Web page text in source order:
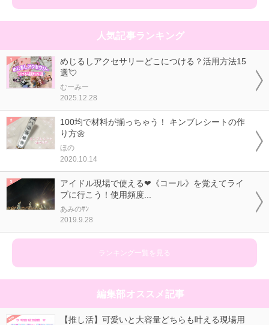
人気記事ランキング
めじるしアクセサリーどこにつける？活用方法15
選💘
むーみー
2025.12.28
100均で材料が揃っちゃう！ キンブレシートの作
り方🌼
ほの
2020.10.14
アイドル現場で使える❤《コール》を覚えてライ
ブに行こう！使用頻度...
あみのｻﾝ
2019.9.28
ランキング一覧を見る
編集部オススメ記事
【推し活】可愛いと大容量どちらも叶える現場用